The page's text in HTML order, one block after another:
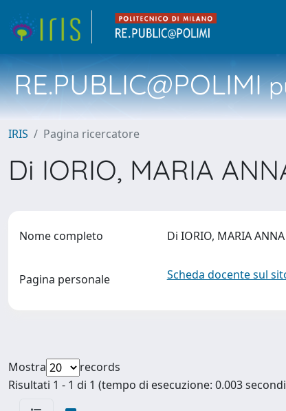
RE.PUBLIC@POLIMI
IRIS Pagina ricercatore
Di IORIO, MARIA
Nome completo Di IORIO, MARIA ANNA
Pagina personale Scheda docente sul
Mostra
records
Risultati 1 - 1 di 1 (tempo di esecuzione: 0.003